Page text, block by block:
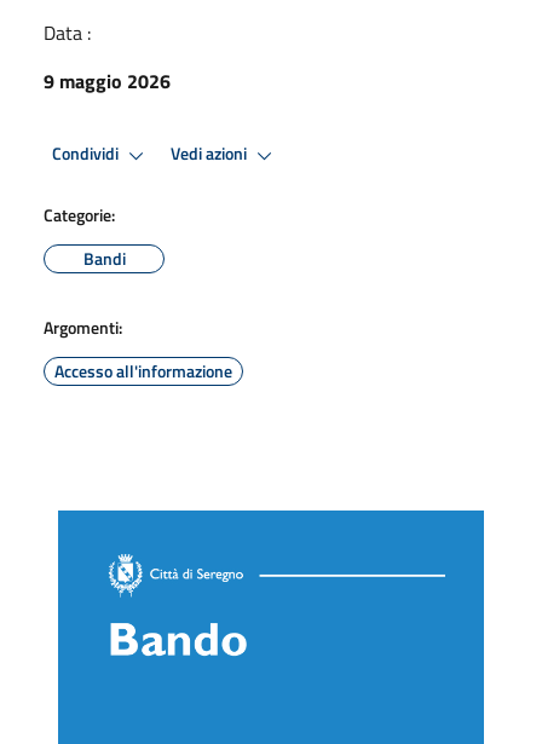
Data :
9 maggio 2026
Condividi Vedi azioni
Categorie:
Bandi
Argomenti:
Accesso all'informazione